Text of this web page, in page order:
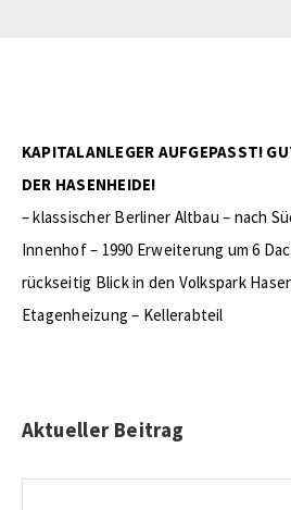
KAPITALANLEGER AUFGEPASST!
DER HASENHEIDE!
– klassischer Berliner Altbau – nach
Innenhof – 1990 Erweiterung um 6
rückseitig Blick in den Volkspark
Etagenheizung – Kellerabteil
Aktueller Beitrag